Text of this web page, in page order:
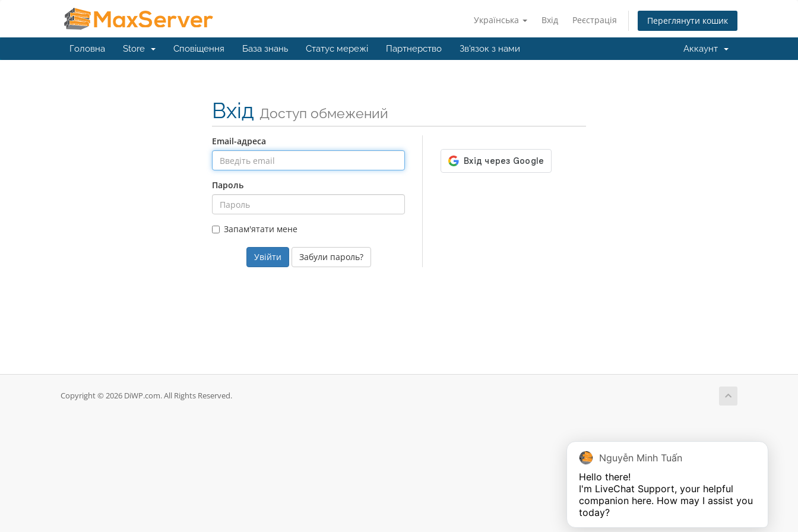
Українська Вхід Реєстрація Переглянути кошик
Головна Store Сповіщення База знань Статус мережі Партнерство Зв'язок з нами Аккаунт
Вхід Доступ обмежений
Email-адреса
Пароль
Запам'ятати мене
Забули пароль?
Copyright © 2026 DiWP.com. All Rights Reserved.
Nguyễn Minh Tuấn
Hello there!
I'm LiveChat Support, your helpful
companion here. How may I assist you
today?